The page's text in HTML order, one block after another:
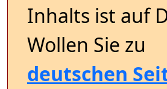
Inhalts ist auf
Wollen Sie zu
deutschen